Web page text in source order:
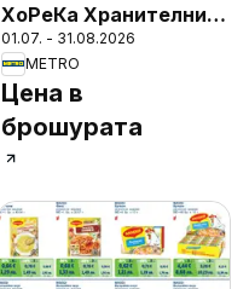
ХоРеКа Хранителни
стоки
01.07. - 31.08.2026
METRO
Цена в
брошурата